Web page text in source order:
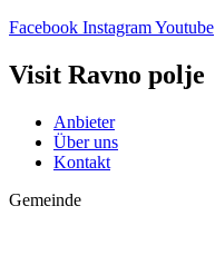
Facebook InstagramYoutube
Visit Ravno polje
Anbieter
Über uns
Kontakt
Gemeinde